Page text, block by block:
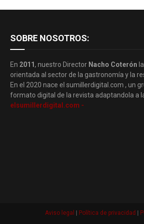
SOBRE NOSOTROS:
En 2011, nuestro Director Nacho Coterón
orientada al sector de la gastronomía y la
En el 2020 nace el sumillerdigital.com , un
formato digital de la revista adaptandola a
elsumillerdigital.com -
Aviso legal Política de privacidad